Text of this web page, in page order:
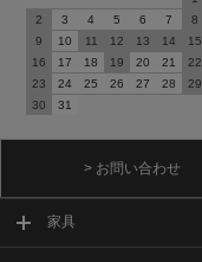
2
3 4 5 6 7
8
9
10 11 12 13 14
15
16
17 18 19 20 21
22
23
24 25 26 27 28
29
30
31
> お問い合わせ
家具